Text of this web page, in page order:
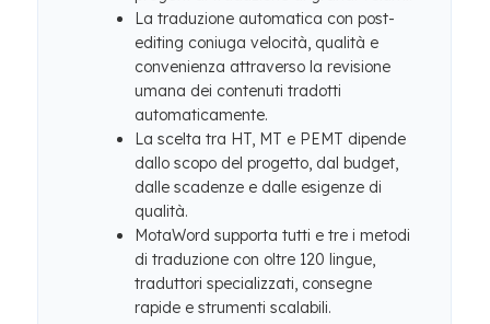
La traduzione automatica con post-
editing coniuga velocità, qualità e
convenienza attraverso la revisione
umana dei contenuti tradotti
automaticamente.
La scelta tra HT, MT e PEMT dipende
dallo scopo del progetto, dal budget,
dalle scadenze e dalle esigenze di
qualità.
MotaWord supporta tutti e tre i metodi
di traduzione con oltre 120 lingue,
traduttori specializzati, consegne
rapide e strumenti scalabili.